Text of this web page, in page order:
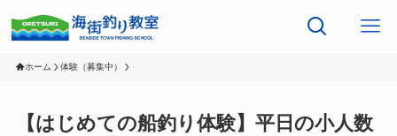
ホーム 体験（募集中）
【はじめての船釣り体験】平日の小人数